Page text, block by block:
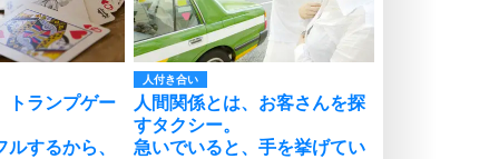
トランプゲー
するから、
人付き合い
人間関係とは、お客さんを探
すタクシー。
急いでいると、手を挙げてい